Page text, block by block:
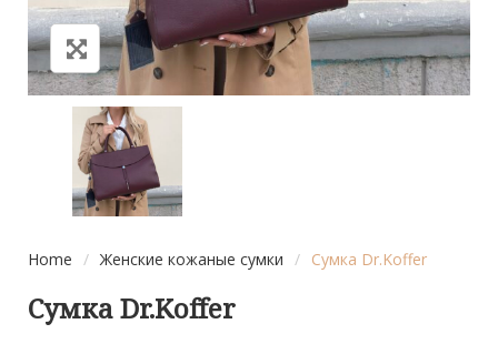
Home / Женские кожаные сумки / Сумка Dr.Koffer
Сумка Dr.Koffer